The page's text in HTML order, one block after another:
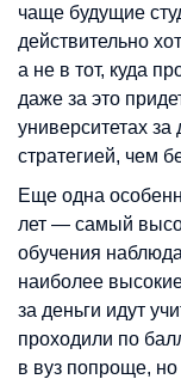
чаще будущие
действительно
а не в тот, куда
даже за это
университетах
стратегией, чем
Еще одна
лет — самый
обучения
наиболее
за деньги идут
проходили по
в вуз попроще,